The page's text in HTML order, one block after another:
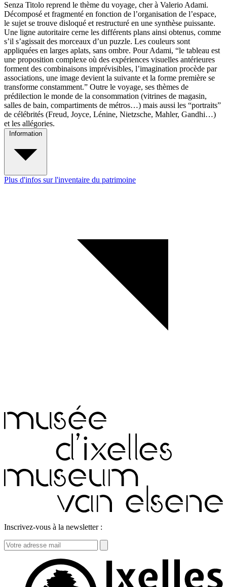
Senza Titolo reprend le thème du voyage, cher à Valerio Adami.
Décomposé et fragmenté en fonction de l’organisation de l’espace,
le sujet se trouve disloqué et restructuré en une synthèse puissante.
Une ligne autoritaire cerne les différents plans ainsi obtenus, comme
s’il s’agissait des morceaux d’un puzzle. Les couleurs sont
appliquées en larges aplats, sans ombre. Pour Adami, “le tableau est
une proposition complexe où des expériences visuelles antérieures
forment des combinaisons imprévisibles, l’imagination procède par
associations, une image devient la suivante et la forme première se
transforme constamment.” Outre le voyage, ses thèmes de
prédilection le monde de la consommation (vitrines de magasin,
salles de bain, compartiments de métros…) mais aussi les “portraits”
de célébrités (Freud, Joyce, Lénine, Nietzsche, Mahler, Gandhi…)
et les allégories.
Information
Plus d'infos sur l'inventaire du patrimoine
Inscrivez-vous à la newsletter :